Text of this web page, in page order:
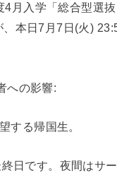
4月入学「総合型選
本日7月7日(火)
への影響:
する帰国生。
日です。夜間はサ